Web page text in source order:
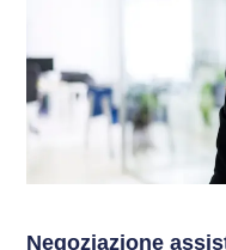
Negoziazione